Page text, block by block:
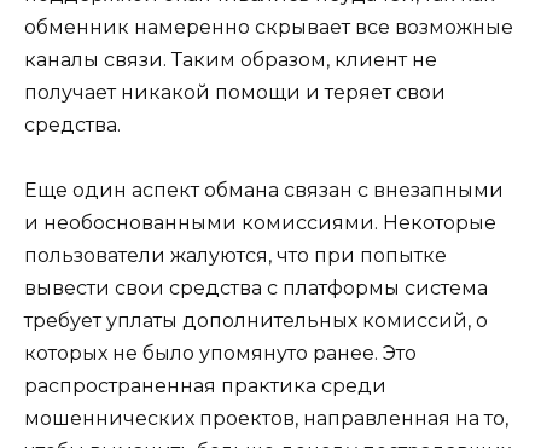
обменник намеренно скрывает все возможные
каналы связи. Таким образом, клиент не
получает никакой помощи и теряет свои
средства.
Еще один аспект обмана связан с внезапными
и необоснованными комиссиями. Некоторые
пользователи жалуются, что при попытке
вывести свои средства с платформы система
требует уплаты дополнительных комиссий, о
которых не было упомянуто ранее. Это
распространенная практика среди
мошеннических проектов, направленная на то,